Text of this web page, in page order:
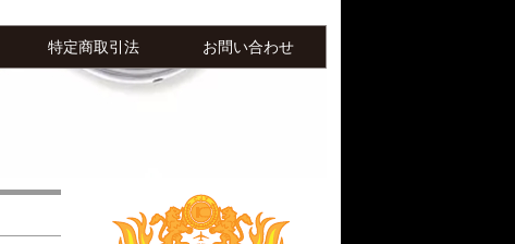
特定商取引法 お問い合わせ